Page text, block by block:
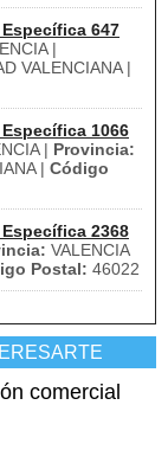
647
|
VALENCIANA |
1066
| Provincia:
| Código
2368
VALENCIA
Postal: 46022
comercial